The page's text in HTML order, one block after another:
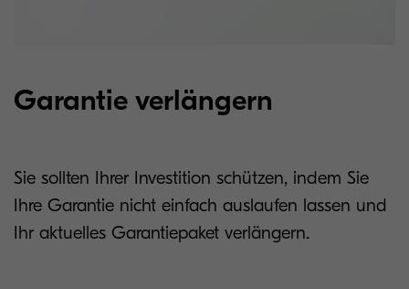
Garantie verlängern
Sie sollten Ihrer Investition schützen, indem Sie
Ihre Garantie nicht einfach auslaufen lassen und
Ihr aktuelles Garantiepaket verlängern.